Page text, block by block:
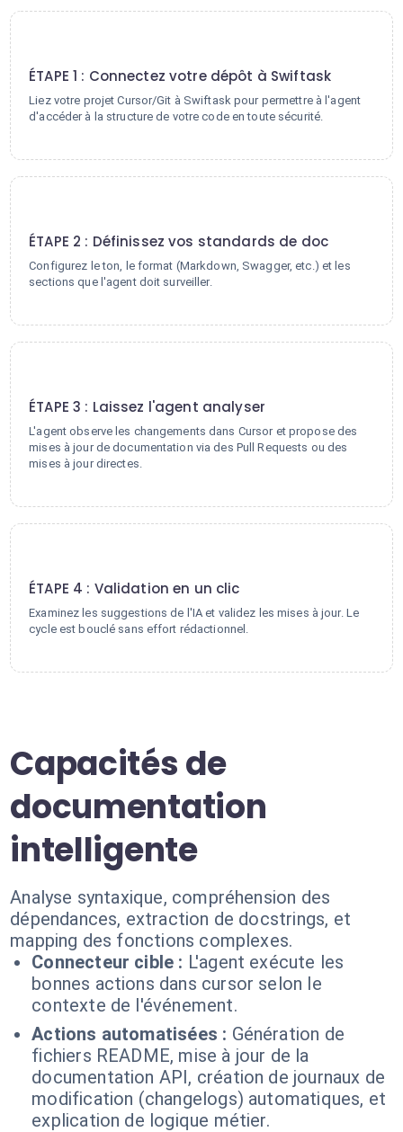
ÉTAPE 1 : Connectez votre dépôt à Swiftask
Liez votre projet Cursor/Git à Swiftask pour permettre à l'agent
d'accéder à la structure de votre code en toute sécurité.
ÉTAPE 2 : Définissez vos standards de doc
Configurez le ton, le format (Markdown, Swagger, etc.) et les
sections que l'agent doit surveiller.
ÉTAPE 3 : Laissez l'agent analyser
L'agent observe les changements dans Cursor et propose des
mises à jour de documentation via des Pull Requests ou des
mises à jour directes.
ÉTAPE 4 : Validation en un clic
Examinez les suggestions de l'IA et validez les mises à jour. Le
cycle est bouclé sans effort rédactionnel.
Capacités de
documentation
intelligente
Analyse syntaxique, compréhension des
dépendances, extraction de docstrings, et
mapping des fonctions complexes.
Connecteur cible : L'agent exécute les
bonnes actions dans cursor selon le
contexte de l'événement.
Actions automatisées : Génération de
fichiers README, mise à jour de la
documentation API, création de journaux de
modification (changelogs) automatiques, et
explication de logique métier.